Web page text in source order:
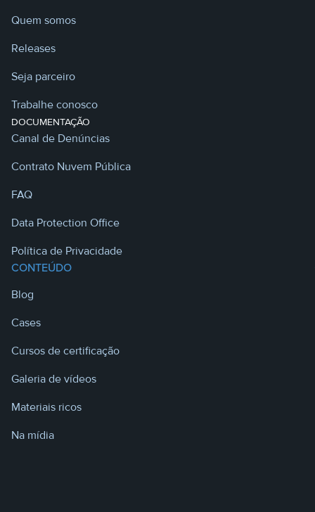
Quem somos
Releases
Seja parceiro
Trabalhe conosco
DOCUMENTAÇÃO
Canal de Denúncias
Contrato Nuvem Pública
FAQ
Data Protection Office
Política de Privacidade
CONTEÚDO
Blog
Cases
Cursos de certificação
Galeria de vídeos
Materiais ricos
Na mídia